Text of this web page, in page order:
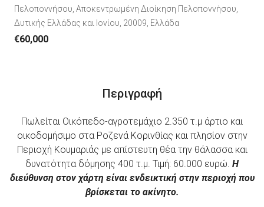
Πελοποννήσου, Αποκεντρωμένη Διοίκηση Πελοποννήσου,
Δυτικής Ελλάδας και Ιονίου, 20009, Ελλάδα
€60,000
Περιγραφή
Πωλείται Οικόπεδο-αγροτεμάχιο 2.350 τ.μ άρτιο και
οικοδομήσιμο στα Ροζενά Κορινθίας και πλησίον στην
Περιοχή Κουμαριάς με απίστευτη θέα την θάλασσα και
δυνατότητα δόμησης 400 τ.μ. Τιμή: 60.000 ευρώ. Η
διεύθυνση στον χάρτη είναι ενδεικτική στην περιοχή που
βρίσκεται το ακίνητο.